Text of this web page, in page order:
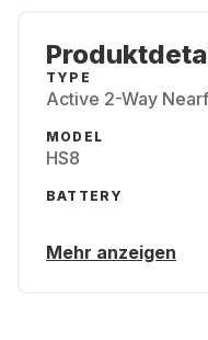
TYPE
Active 2-Way
MODEL
HS8
BATTERY
Mehr anzeigen